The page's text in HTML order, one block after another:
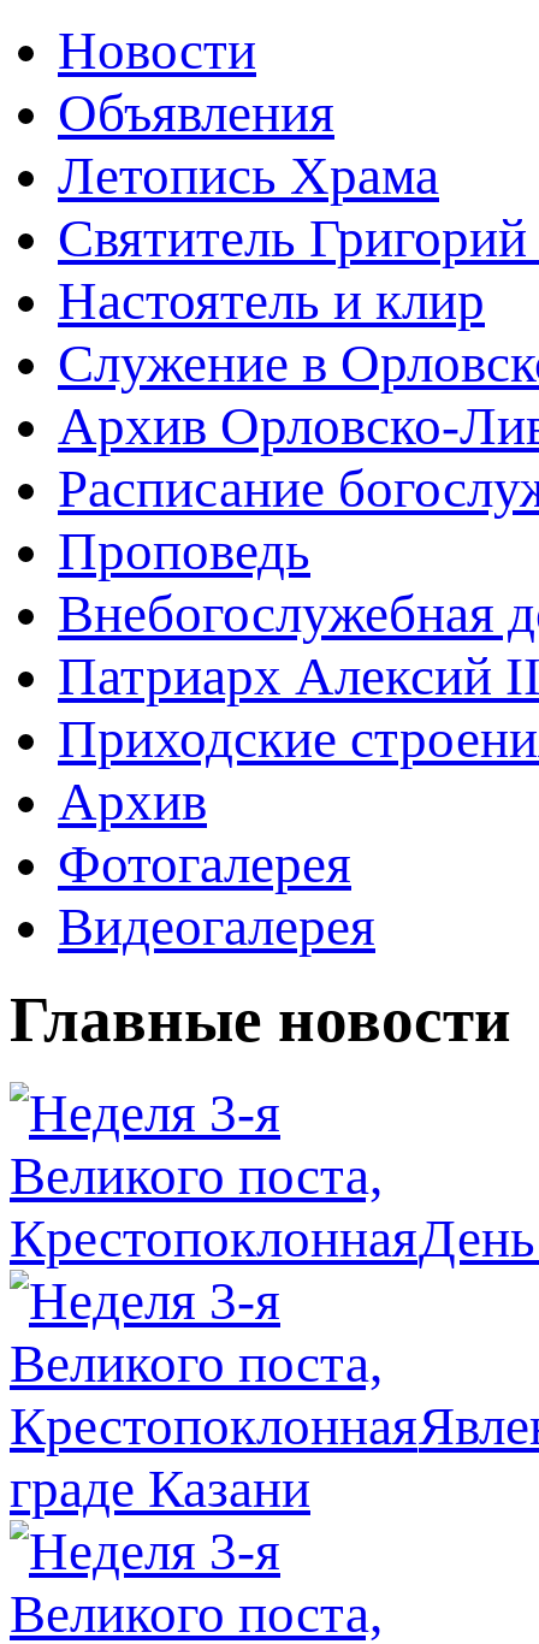
Новости
Объявления
Летопись Храма
Святитель
Настоятель и клир
Служение в
Архив Орловско-
Расписание
Проповедь
Внебогослужебная
Патриарх Алексий
Приходские
Архив
Фотогалерея
Видеогалерея
Главные новости
граде Казани